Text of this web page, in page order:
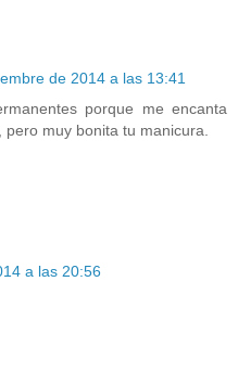
de 2014 a las 13:41
porque me encanta
muy bonita tu manicura.
a las 20:56